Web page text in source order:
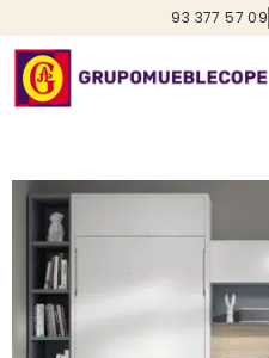
93 377 57 09